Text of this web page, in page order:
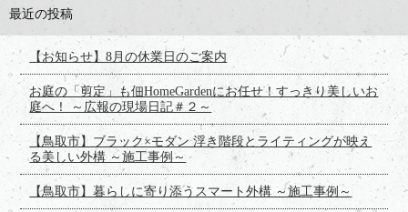
最近の投稿
【お知らせ】8月の休業日のご案内
お庭の「剪定」も佃HomeGardenにお任せ！すっきり美しいお
庭へ！ ～広報の現場日記＃２～
【鳥取市】ブラック×モダン 浮き階段とライティングが映え
る美しい外構 ～施工事例～
【鳥取市】暮らしに寄り添うスマート外構 ～施工事例～